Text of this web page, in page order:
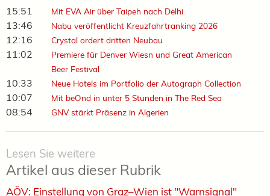
15:51 Mit EVA Air über Taipeh nach Delhi
13:46 Nabu veröffentlicht Kreuzfahrtranking 2026
12:16 Crystal ordert dritten Neubau
11:02
Premiere für Denver Wiesn und Great American
Beer Festival
10:33 Neue Hotels im Portfolio der Autograph Collection
10:07 Mit beOnd in unter 5 Stunden in The Red Sea
08:54 GNV stärkt Präsenz in Algerien
Lesen Sie weitere
Artikel aus dieser Rubrik
AÖV: Einstellung von Graz–Wien ist "Warnsignal"